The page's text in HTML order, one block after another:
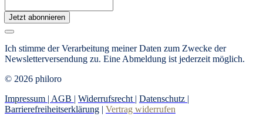
Jetzt abonnieren
Ich stimme der Verarbeitung meiner Daten zum Zwecke der
Newsletterversendung zu. Eine Abmeldung ist jederzeit möglich.
© 2026 philoro
Impressum | AGB | Widerrufsrecht | Datenschutz |
Barrierefreiheitserklärung | Vertrag widerrufen